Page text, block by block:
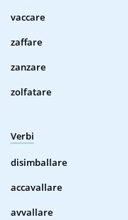
vaccare
zaffare
zanzare
zolfatare
Verbi
disimballare
accavallare
avvallare